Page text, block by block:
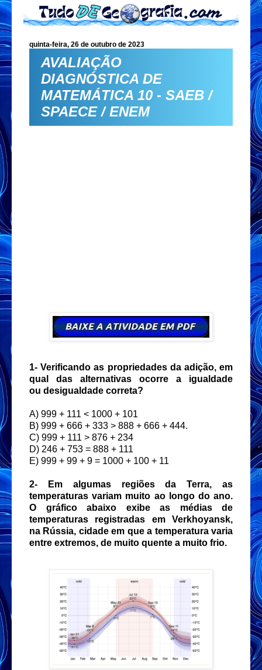
quinta-feira, 26 de outubro de 2023
AVALIAÇÃO
DIAGNÓSTICA DE
MATEMÁTICA 10 - SAEB /
SPAECE / ENEM
1-Verificando as propriedades da adição, em
qual das alternativas ocorre a igualdade
ou desigualdade correta?
A) 999 + 111 < 1000 + 101
B) 999 + 666 + 333 > 888 + 666 + 444.
C) 999 + 111 > 876 + 234
D) 246 + 753 = 888 + 111
E) 999 + 99 + 9 = 1000 + 100 + 11
2-
Em algumas regiões da Terra, as
temperaturas variam muito ao longo do ano.
O gráfico abaixo exibe as médias de
temperaturas registradas em Verkhoyansk,
na Rússia, cidade em que a temperatura varia
entre extremos, de muito quente a muito frio.